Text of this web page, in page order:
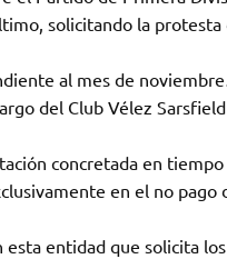
solicitando la
al mes de
del Club Vélez
concretada en
en el no pago
entidad que solicita